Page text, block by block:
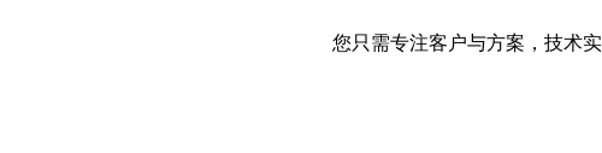
您只需专注客户与方案，技术